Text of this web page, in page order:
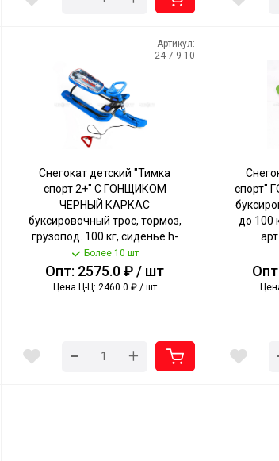
Артикул:
24-7-9-10
Снегокат детский "Тимка
спорт 2+" С ГОНЩИКОМ
ЧЕРНЫЙ КАРКАС
буксировочный трос, тормоз,
грузопод. 100 кг, сиденье h-
290 мм арт. ТС2+/Г NIKA [1]
Более 10 шт
Опт: 2575.0 ₽ / шт
Цена Ц-Ц: 2460.0 ₽ / шт
- +
спорт"
до 100